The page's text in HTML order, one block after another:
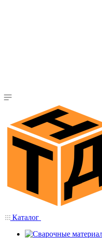
Каталог